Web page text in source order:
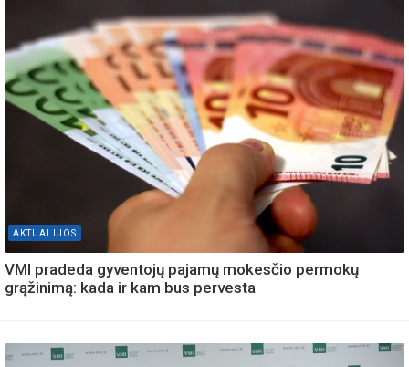
AKTUALIJOS
VMI pradeda gyventojų pajamų mokesčio permokų
grąžinimą: kada ir kam bus pervesta